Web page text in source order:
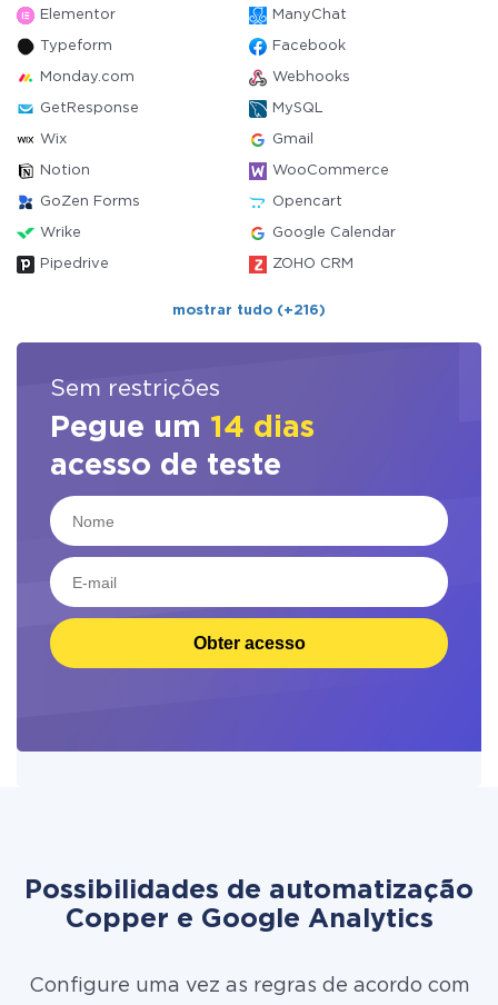
Elementor ManyChat
Typeform Facebook
Monday.com Webhooks
GetResponse MySQL
Wix Gmail
Notion WooCommerce
GoZen Forms Opencart
Wrike Google Calendar
Pipedrive ZOHO CRM
mostrar tudo (+216)
Sem restrições
Pegue um 14 dias
acesso de teste
Obter acesso
Possibilidades de automatização
Copper e Google Analytics
Configure uma vez as regras de acordo com